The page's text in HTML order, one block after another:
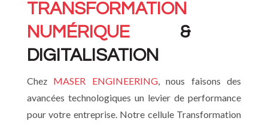
TRANSFORMATION
NUM ÉRIQUE
&
DIGITALISATION
Chez MASER ENGINEERING, nous faisons des
avancées technologiques un levier de performance
pour votre entreprise. Notre cellule Transformation